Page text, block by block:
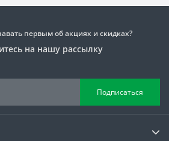
первым об акциях и скидках?
на нашу рассылку
Подписаться